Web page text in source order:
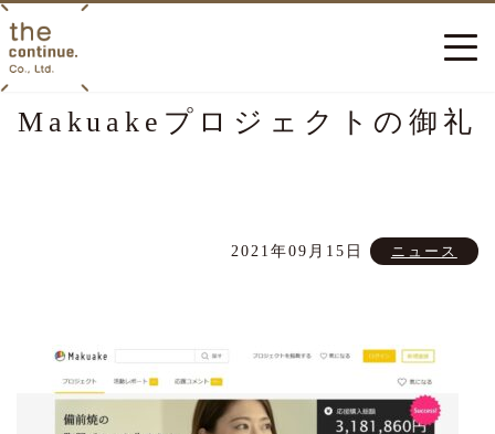
Makuakeプロジェクトの御礼
2021年09月15日 ニュース